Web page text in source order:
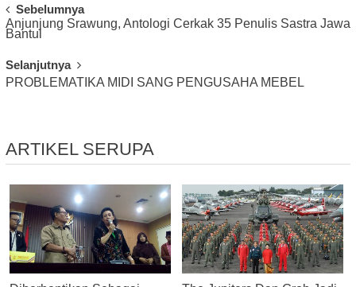
Post
Navigation
Sebelumnya
Anjunjung Srawung, Antologi Cerkak 35 Penulis Sastra Jawa
Bantul
Selanjutnya
PROBLEMATIKA MIDI SANG PENGUSAHA MEBEL
ARTIKEL SERUPA